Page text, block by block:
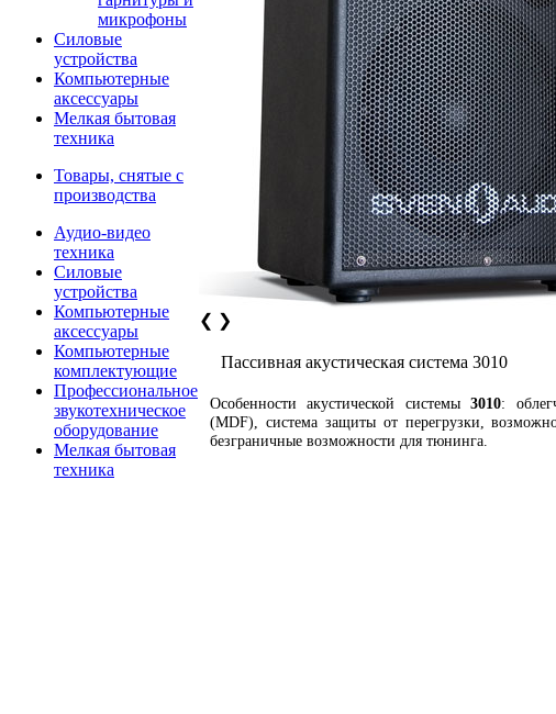
микрофоны
Силовые
устройства
Компьютерные
аксессуары
Мелкая бытовая
техника
Товары, снятые с
производства
Аудио-видео
техника
Силовые
устройства
Компьютерные
аксессуары
Компьютерные
комплектующие
Профессиональное
звукотехническое
оборудование
Мелкая бытовая
техника
❮ ❯
Пассивная акустическая система 3010
Особенности акустической системы3010:
(MDF), система защиты от перегрузки,
безграничные возможности для тюнинга.